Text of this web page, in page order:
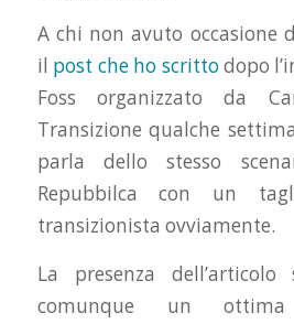
A chi non avuto occasione
il post che ho scritto dopo
Foss organizzato da
Transizione qualche
parla dello stesso
Repubbilca con un
transizionista ovviamente.
La presenza
comunque un